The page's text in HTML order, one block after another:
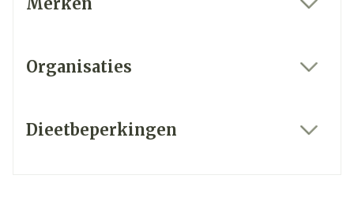
Organisaties
Dieetbeperkingen